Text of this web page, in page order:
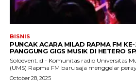
BISNIS
PUNCAK ACARA MILAD RAPMA FM
PANGGUNG GIGS MUSIK DI HETERO
Soloevent.id - Komunitas radio Universitas
(UMS) Rapma FM baru saja menggelar
October 28, 2025